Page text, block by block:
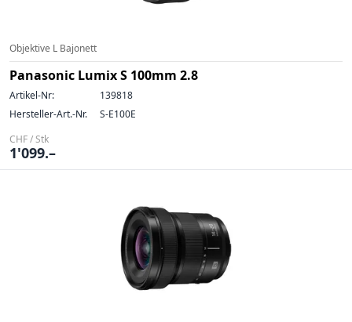
Objektive L Bajonett
Panasonic Lumix S 100mm 2.8
Artikel-Nr:
139818
Hersteller-Art.-Nr.
S-E100E
CHF / Stk
1'099.–